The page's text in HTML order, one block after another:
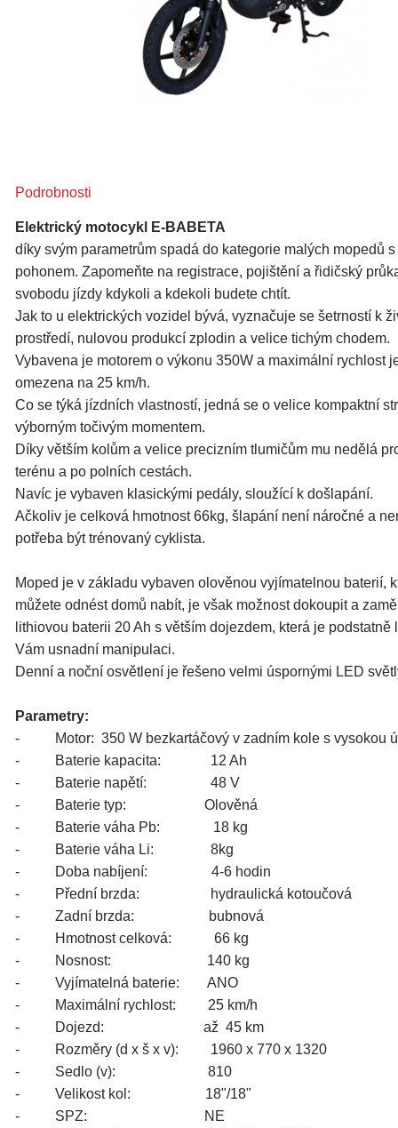
Podrobnosti
Elektrický motocykl E-BABETA
díky svým parametrům spadá do kategorie malých mopedů
pohonem. Zapomeňte na registrace, pojištění a řidičský
svobodu jízdy kdykoli a kdekoli budete chtít.
Jak to u elektrických vozidel bývá, vyznačuje se šetrností k
prostředí, nulovou produkcí zplodin a velice tichým chodem.
Vybavena je motorem o výkonu 350W a maximální rychlost
omezena na 25 km/h.
Co se týká jízdních vlastností, jedná se o velice kompaktní
výborným točivým momentem.
Díky větším kolům a velice precizním tlumičům mu nedělá
terénu a po polních cestách.
Navíc je vybaven klasickými pedály, sloužící k došlapání.
Ačkoliv je celková hmotnost 66kg, šlapání není náročné a
potřeba být trénovaný cyklista.
Moped je v základu vybaven olověnou vyjímatelnou baterií,
můžete odnést domů nabít, je však možnost dokoupit a
lithiovou baterii 20 Ah s větším dojezdem, která je podstatně
Vám usnadní manipulaci.
Denní a noční osvětlení je řešeno velmi úspornými LED
Parametry:
- Motor: 350 W bezkartáčový v zadním kole s vysokou
- Baterie kapacita: 12 Ah
- Baterie napětí: 48 V
- Baterie typ: Olověná
- Baterie váha Pb: 18 kg
- Baterie váha Li: 8kg
- Doba nabíjení: 4-6 hodin
- Přední brzda: hydraulická kotoučová
- Zadní brzda: bubnová
- Hmotnost celková: 66 kg
- Nosnost: 140 kg
- Vyjímatelná baterie: ANO
- Maximální rychlost: 25 km/h
- Dojezd: až 45 km
- Rozměry (d x š x v): 1960 x 770 x 1320
- Sedlo (v): 810
- Velikost kol: 18"/18"
- SPZ: NE